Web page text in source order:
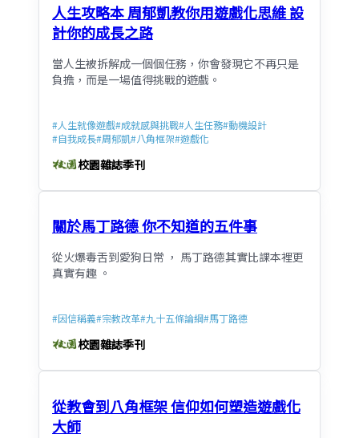
人生攻略本 周郁凱教你用遊戲化思維 設
計你的成長之路
當人生被拆解成一個個任務，你會發現它不再只是
負擔，而是一場值得挑戰的遊戲。
#人生就像遊戲#成就感與挑戰#人生任務#動機設計
#自我成長#周郁凱#八角框架#遊戲化
校園雜誌季刊
關於馬丁路德 你不知道的五件事
從火爆毒舌到愛狗日常 ， 馬丁路德其實比課本裡更
真實有趣 。
#因信稱義#宗教改革#九十五條論綱#馬丁路德
校園雜誌季刊
從教會到八角框架 信仰如何塑造遊戲化
大師